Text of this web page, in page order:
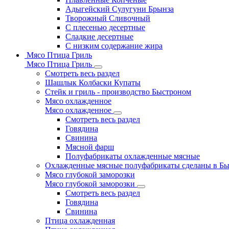
Адыгейский Сулугуни Брынза
Творожный Сливочный
С плесенью десертные
Сладкие десертные
С низким содержание жира
Мясо Птица Гриль
Мясо Птица Гриль
Смотреть весь раздел
Шашлык Колбаски Купаты
Стейк и гриль - производство Быстроном
Мясо охлажденное
Мясо охлажденное
Смотреть весь раздел
Говядина
Свинина
Мясной фарш
Полуфабрикаты охлажденные мясные
Охлажденные мясные полуфабрикаты сделаны в
Мясо глубокой заморозки
Мясо глубокой заморозки
Смотреть весь раздел
Говядина
Свинина
Птица охлажденная